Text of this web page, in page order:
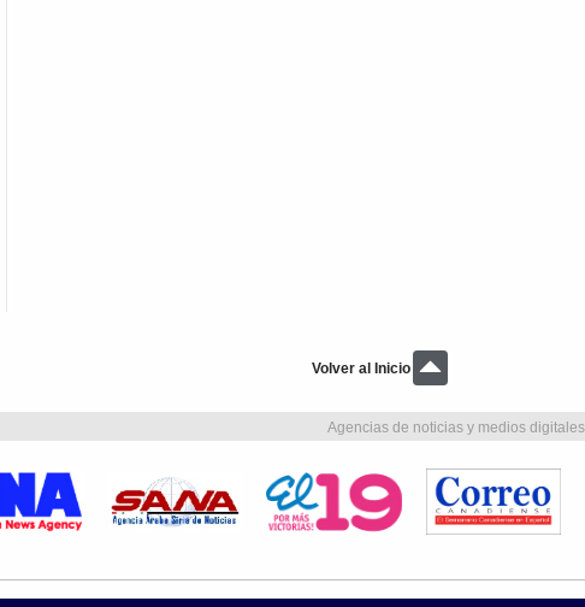
Volver al Inicio
Agencias de noticias y medios digitales